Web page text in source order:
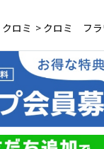
クロミ > クロミ フラ